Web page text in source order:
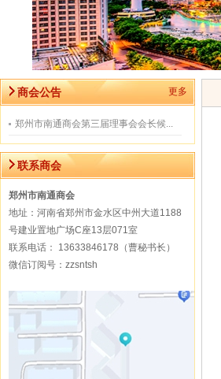
商会公告 更多
郑州市南通商会第三届理事会会长候...
联系商会
郑州市南通商会
地址：河南省郑州市金水区中州大道1188
号建业置地广场C座13层071室
联系电话： 13633846178（曹秘书长）
微信订阅号：zzsntsh